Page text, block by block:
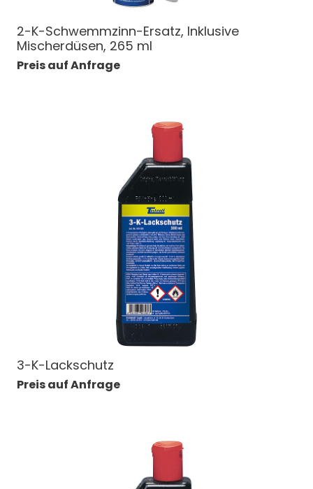
2-K-Schwemmzinn-Ersatz, Inklusive
Mischerdüsen, 265 ml
Preis auf Anfrage
3-K-Lackschutz
Preis auf Anfrage